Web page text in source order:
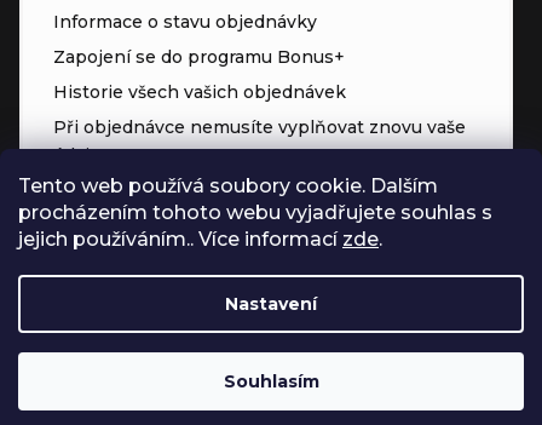
Tento web používá soubory cookie. Dalším
procházením tohoto webu vyjadřujete souhlas s
jejich používáním.. Více informací zde.
Nastavení
Souhlasím
Informace o stavu objednávky
Zapojení se do programu Bonus+
Historie všech vašich objednávek
Při objednávce nemusíte vyplňovat znovu vaše
údaje
Přednostní přístup ke slevám
Body za každý nákup
Vytvořil Shoptet
Copyright 2026Čerpadla.online. Všechna práva vyhrazena.Upravit